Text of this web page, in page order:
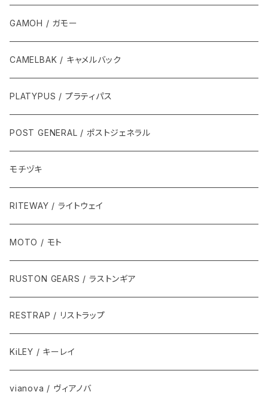
GAMOH / ガモー
CAMELBAK / キャメルバック
PLATYPUS / プラティパス
POST GENERAL / ポストジェネラル
モチヅキ
RITEWAY / ライトウェイ
MOTO / モト
RUSTON GEARS / ラストンギア
RESTRAP / リストラップ
KiLEY / キーレイ
vianova / ヴィアノバ